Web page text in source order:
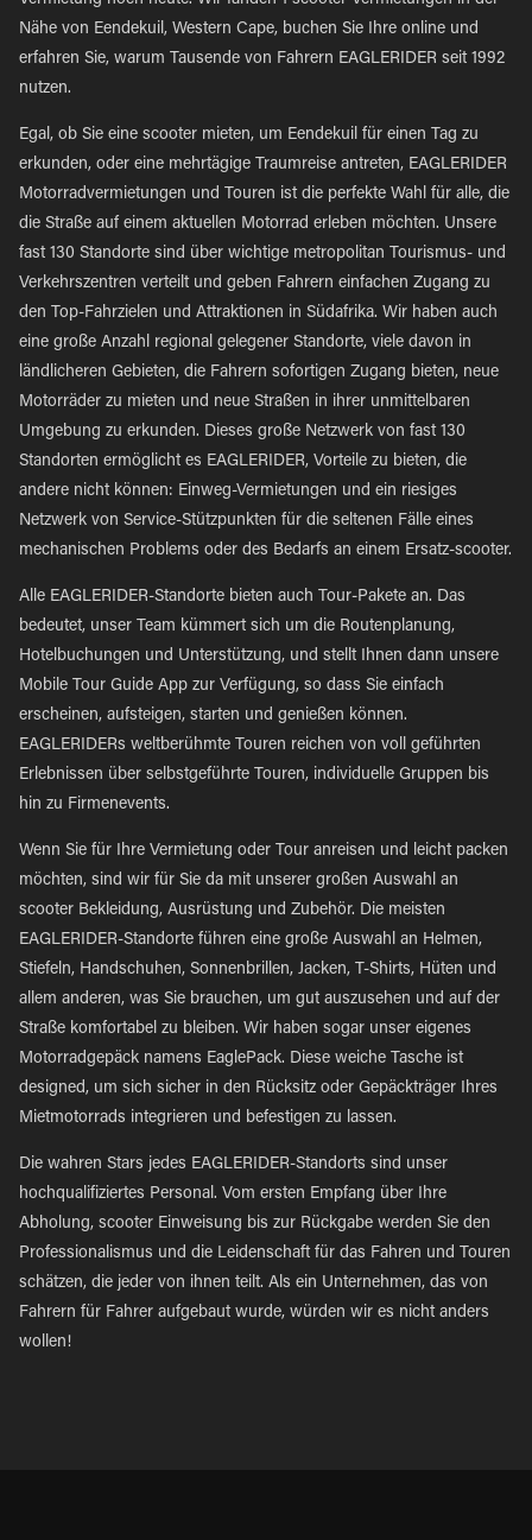
Nähe von Eendekuil, Western Cape, buchen Sie Ihre online und
erfahren Sie, warum Tausende von Fahrern EAGLERIDER seit 1992
nutzen.
Egal, ob Sie eine scooter mieten, um Eendekuil für einen Tag zu
erkunden, oder eine mehrtägige Traumreise antreten, EAGLERIDER
Motorradvermietungen und Touren ist die perfekte Wahl für alle, die
die Straße auf einem aktuellen Motorrad erleben möchten. Unsere
fast 130 Standorte sind über wichtige metropolitan Tourismus- und
Verkehrszentren verteilt und geben Fahrern einfachen Zugang zu
den Top-Fahrzielen und Attraktionen in Südafrika. Wir haben auch
eine große Anzahl regional gelegener Standorte, viele davon in
ländlicheren Gebieten, die Fahrern sofortigen Zugang bieten, neue
Motorräder zu mieten und neue Straßen in ihrer unmittelbaren
Umgebung zu erkunden. Dieses große Netzwerk von fast 130
Standorten ermöglicht es EAGLERIDER, Vorteile zu bieten, die
andere nicht können: Einweg-Vermietungen und ein riesiges
Netzwerk von Service-Stützpunkten für die seltenen Fälle eines
mechanischen Problems oder des Bedarfs an einem Ersatz-scooter.
Alle EAGLERIDER-Standorte bieten auch Tour-Pakete an. Das
bedeutet, unser Team kümmert sich um die Routenplanung,
Hotelbuchungen und Unterstützung, und stellt Ihnen dann unsere
Mobile Tour Guide App zur Verfügung, so dass Sie einfach
erscheinen, aufsteigen, starten und genießen können.
EAGLERIDERs weltberühmte Touren reichen von voll geführten
Erlebnissen über selbstgeführte Touren, individuelle Gruppen bis
hin zu Firmenevents.
Wenn Sie für Ihre Vermietung oder Tour anreisen und leicht packen
möchten, sind wir für Sie da mit unserer großen Auswahl an
scooter Bekleidung, Ausrüstung und Zubehör. Die meisten
EAGLERIDER-Standorte führen eine große Auswahl an Helmen,
Stiefeln, Handschuhen, Sonnenbrillen, Jacken, T-Shirts, Hüten und
allem anderen, was Sie brauchen, um gut auszusehen und auf der
Straße komfortabel zu bleiben. Wir haben sogar unser eigenes
Motorradgepäck namens EaglePack. Diese weiche Tasche ist
designed, um sich sicher in den Rücksitz oder Gepäckträger Ihres
Mietmotorrads integrieren und befestigen zu lassen.
Die wahren Stars jedes EAGLERIDER-Standorts sind unser
hochqualifiziertes Personal. Vom ersten Empfang über Ihre
Abholung, scooter Einweisung bis zur Rückgabe werden Sie den
Professionalismus und die Leidenschaft für das Fahren und Touren
schätzen, die jeder von ihnen teilt. Als ein Unternehmen, das von
Fahrern für Fahrer aufgebaut wurde, würden wir es nicht anders
wollen!